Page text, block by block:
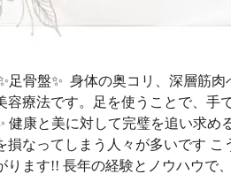
足骨盤✨ 身体の奥コリ、深層筋
容療法です。足を使うことで、手
健康と美に対して完璧を追い求
損なってしまう人々が多いです
ります!! 長年の経験とノウハウで